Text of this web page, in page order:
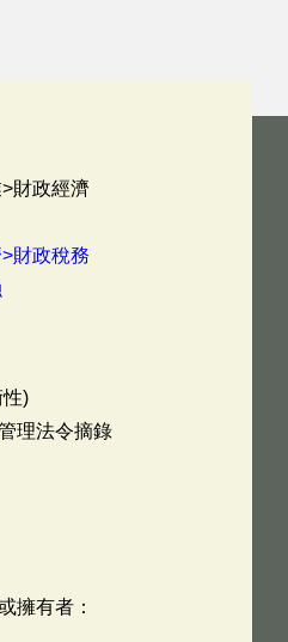
財政經濟
財政稅務
)
理法令摘錄
擁有者：